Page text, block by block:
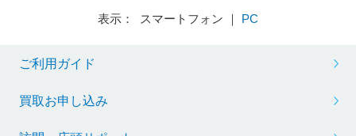
表示： スマートフォン ｜ PC
ご利用ガイド
買取お申し込み